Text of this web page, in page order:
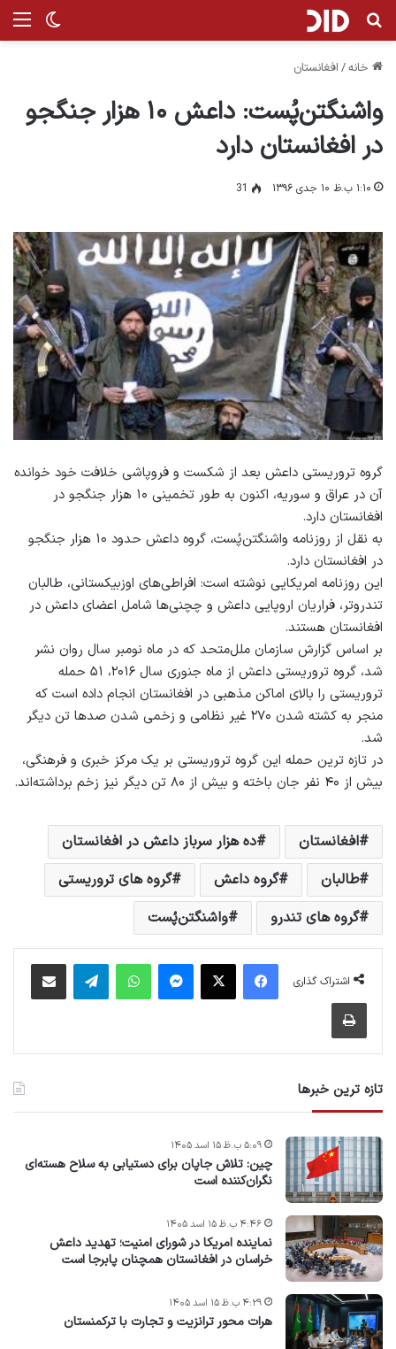
تغییر جستجو برای
خانه/ افغانستان
واشنگتن‌پُست: داعش ۱۰ هزار جنگجو
در افغانستان دارد
۱:۱۰ ب.ظ ۱۰ جدی ۱۳۹۶ 31
گروه تروریستی داعش بعد از شکست و فروپاشی خلافت خود خوانده
آن در عراق و سوریه، اکنون به طور تخمینی ۱۰ هزار جنگجو در
افغانستان دارد.
به نقل از روزنامه واشنگتن‌پُست، گروه داعش حدود ۱۰ هزار جنگجو
در افغانستان دارد.
این روزنامه امریکایی نوشته است: افراطی‌های اوزبیکستانی، طالبان
تندرو‌تر، فراریان اروپایی داعش و چچنی‌ها شامل اعضای داعش در
افغانستان هستند.
بر اساس گزارش سازمان‌ ملل‌متحد که در ماه نومبر سال روان نشر
شد، گروه تروریستی داعش از ماه جنوری سال ۲۰۱۶، ۵۱ حمله
تروریستی را بالای اماکن مذهبی در افغانستان انجام داده‌ است که
منجر به کشته شدن ۲۷۰ غیر نظامی و زخمی شدن صد‌ها تن دیگر
شد.
در تازه ترین حمله این گروه تروریستی بر یک مرکز خبری و فرهنگی،
بیش از ۴۰ نفر جان باخته و بیش از ۸۰ تن دیگر نیز زخم برداشته‌اند.
افغانستان
ده هزار سرباز داعش در افغانستان
طالبان
گروه داعش
گروه های تروریستی
گروه های تندرو
واشنگتن‌پُست
اشتراک گذاری
فیس بوک پیام رسان واتس آپ
تازه ترین خبرها
چین: تلاش جاپان برای دستیابی به سلاح هسته‌ای
نگران‌کننده است
۵:۰۹ ب.ظ ۱۵ اسد ۱۴۰۵
نماینده امریکا در شورای امنیت؛ تهدید داعش
خراسان در افغانستان همچنان پابرجا است
۴:۴۶ ب.ظ ۱۵ اسد ۱۴۰۵
هرات محور ترانزیت و تجارت با ترکمنستان
۴:۲۹ ب.ظ ۱۵ اسد ۱۴۰۵